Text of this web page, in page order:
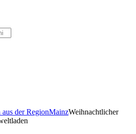
der RegionMainzWeihnachtlicher